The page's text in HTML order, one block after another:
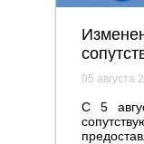
05 августа
С 5